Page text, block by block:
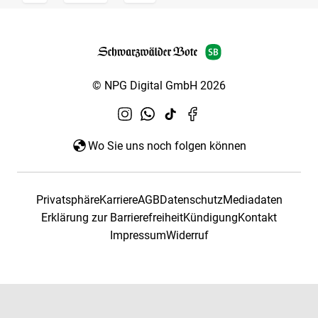
© NPG Digital GmbH 2026
Wo Sie uns noch folgen können
PrivatsphäreKarriereAGBDatenschutzMediadaten
Erklärung zur BarrierefreiheitKündigungKontakt
ImpressumWiderruf